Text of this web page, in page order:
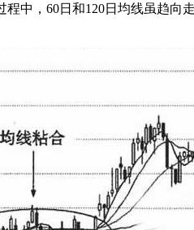
，60日和120日均线虽趋向